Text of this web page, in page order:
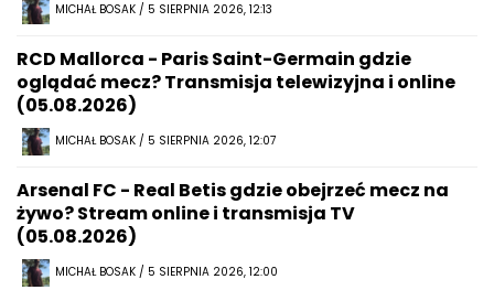
MICHAŁ BOSAK / 5 SIERPNIA 2026, 12:13
RCD Mallorca - Paris Saint-Germain gdzie
oglądać mecz? Transmisja telewizyjna i online
(05.08.2026)
MICHAŁ BOSAK / 5 SIERPNIA 2026, 12:07
Arsenal FC - Real Betis gdzie obejrzeć mecz na
żywo? Stream online i transmisja TV
(05.08.2026)
MICHAŁ BOSAK / 5 SIERPNIA 2026, 12:00